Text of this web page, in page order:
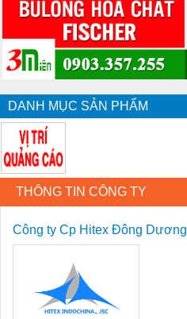
DANH MỤC SẢN PHẨM
THÔNG TIN CÔNG TY
Công ty Cp Hitex Đông Dương